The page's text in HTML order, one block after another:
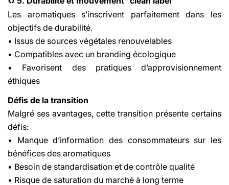
Les aromatiques s’inscrivent parfaitement dans les
objectifs de durabilité.
• Issus de sources végétales renouvelables
• Compatibles avec un branding écologique
• Favorisent des pratiques d’approvisionnement
éthiques
Défis de la transition
Malgré ses avantages, cette transition présente certains
défis:
• Manque d’information des consommateurs sur les
bénéfices des aromatiques
• Besoin de standardisation et de contrôle qualité
• Risque de saturation du marché à long terme